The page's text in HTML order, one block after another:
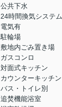
公共下水
24時間換気システム
電気有
駐輪場
敷地内ごみ置き場
ガスコンロ
対面式キッチン
カウンターキッチン
バス・トイレ別
追焚機能浴室